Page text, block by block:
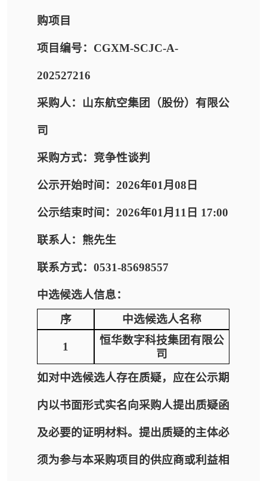
购项目
项目编号：CGXM-SCJC-A-
202527216
采购人：山东航空集团（股份）有限公
司
采购方式：竞争性谈判
公示开始时间：2026年01月08日
公示结束时间：2026年01月11日 17:00
联系人：熊先生
联系方式：0531-85698557
中选候选人信息：
序
中选候选人名称
1
恒华数字科技集团有限公
司
如对中选候选人存在质疑，应在公示期
内以书面形式实名向采购人提出质疑函
及必要的证明材料。提出质疑的主体必
须为参与本采购项目的供应商或利益相